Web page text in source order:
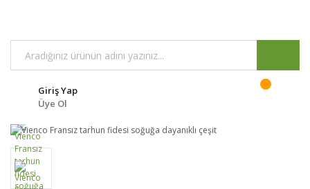
Giriş Yap
Üye Ol